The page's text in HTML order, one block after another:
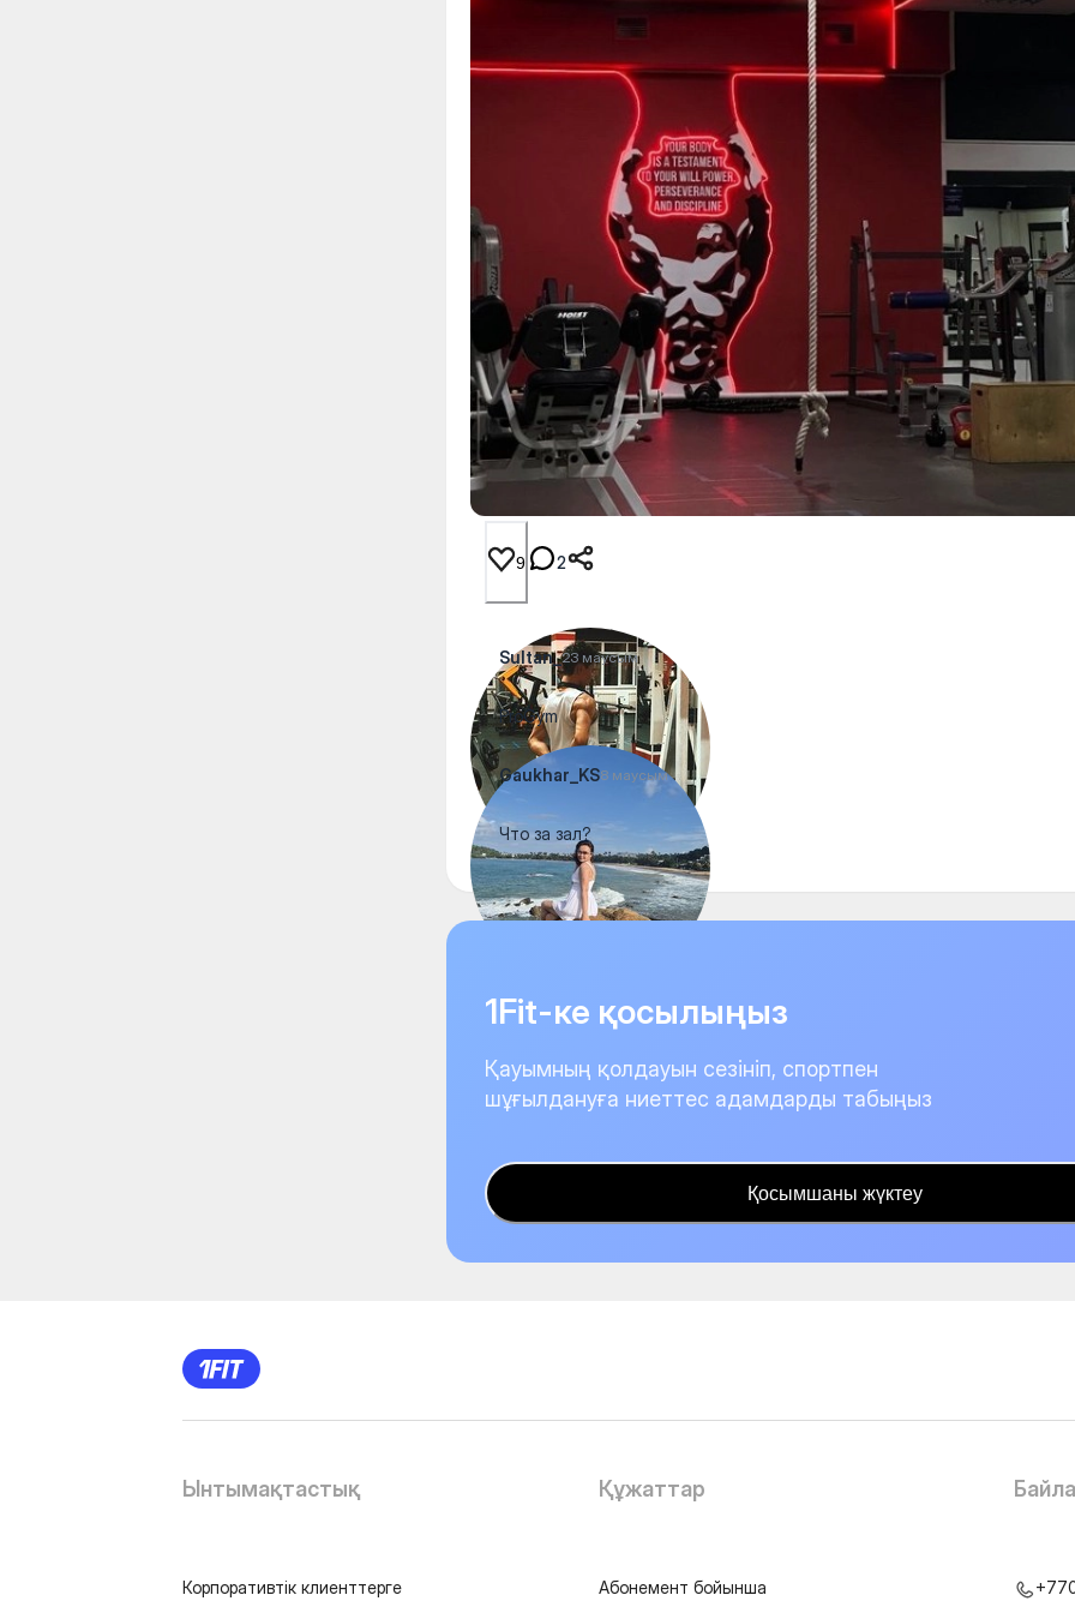
9 2
Sultan_23 маусым
ProGym
Gaukhar_KS8 маусым
Что за зал?
1Fit-ке қосылыңыз
Қауымның қолдауын сезініп, спортпен
шұғылдануға ниеттес адамдарды табыңыз
Қосымшаны жүктеу
Ынтымақтастық
Корпоративтік клиенттерге
Құжаттар
Абонемент бойынша